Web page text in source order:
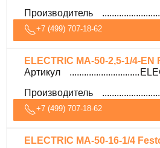
Производитель
+7 (499) 707-18-62
ELECTRIC MA-50-2,5-1/4-EN
Артикул
Производитель
+7 (499) 707-18-62
ELECTRIC MA-50-16-1/4